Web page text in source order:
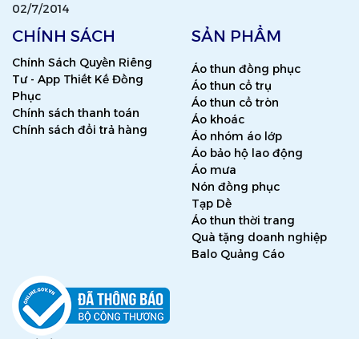
02/7/2014
CHÍNH SÁCH
Chính Sách Quyền Riêng
Tư - App Thiết Kế Đồng
Phục
Chính sách thanh toán
Chính sách đổi trả hàng
SẢN PHẨM
Áo thun đồng phục
Áo thun cổ trụ
Áo thun cổ tròn
Áo khoác
Áo nhóm áo lớp
Áo bảo hộ lao động
Áo mưa
Nón đồng phục
Tạp Dề
Áo thun thời trang
Quà tặng doanh nghiệp
Balo Quảng Cáo